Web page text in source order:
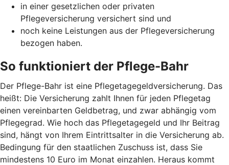
in einer gesetzlichen oder privaten
Pflegeversicherung versichert sind und
noch keine Leistungen aus der Pflegeversicherung
bezogen haben.
So funktioniert der Pflege-Bahr
Der Pflege-Bahr ist eine Pflegetagegeldversicherung. Das
heißt: Die Versicherung zahlt Ihnen für jeden Pflegetag
einen vereinbarten Geldbetrag, und zwar abhängig vom
Pflegegrad. Wie hoch das Pflegetagegeld und Ihr Beitrag
sind, hängt von Ihrem Eintrittsalter in die Versicherung ab.
Bedingung für den staatlichen Zuschuss ist, dass Sie
mindestens 10 Euro im Monat einzahlen. Heraus kommt